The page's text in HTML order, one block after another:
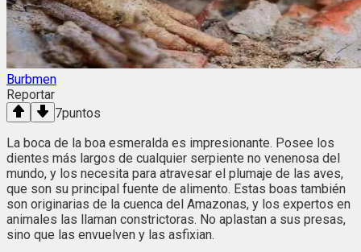
Burbmen
Reportar
7puntos
La boca de la boa esmeralda es impresionante. Posee los
dientes más largos de cualquier serpiente no venenosa del
mundo, y los necesita para atravesar el plumaje de las aves,
que son su principal fuente de alimento. Estas boas también
son originarias de la cuenca del Amazonas, y los expertos en
animales las llaman constrictoras. No aplastan a sus presas,
sino que las envuelven y las asfixian.